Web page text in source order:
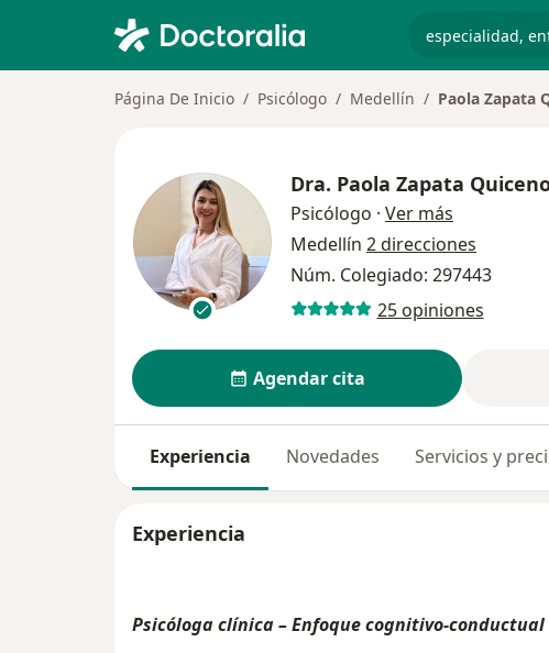
Página De Inicio Psicólogo Medellín Paola Zapata
Dra. Paola Zapata
Psicólogo · Ver más
Medellín 2 direcciones
Núm. Colegiado: 297443
25 opiniones
Agendar cita
Experiencia Novedades Servicios y
Experiencia
Psicóloga clínica – Enfoque cognitivo-conductual